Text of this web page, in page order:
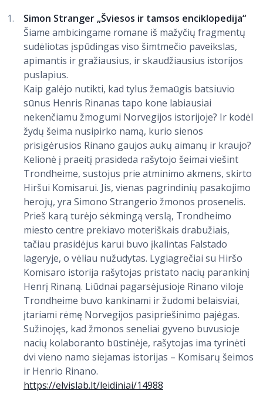
Simon Stranger „Šviesos ir tamsos enciklopedija“
Šiame ambicingame romane iš mažyčių fragmentų
sudėliotas įspūdingas viso šimtmečio paveikslas,
apimantis ir gražiausius, ir skaudžiausius istorijos
puslapius.
Kaip galėjo nutikti, kad tylus žemaūgis batsiuvio
sūnus Henris Rinanas tapo kone labiausiai
nekenčiamu žmogumi Norvegijos istorijoje? Ir kodėl
žydų šeima nusipirko namą, kurio sienos
prisigėrusios Rinano gaujos aukų aimanų ir kraujo?
Kelionė į praeitį prasideda rašytojo šeimai viešint
Trondheime, sustojus prie atminimo akmens, skirto
Hiršui Komisarui. Jis, vienas pagrindinių pasakojimo
herojų, yra Simono Strangerio žmonos prosenelis.
Prieš karą turėjo sėkmingą verslą, Trondheimo
miesto centre prekiavo moteriškais drabužiais,
tačiau prasidėjus karui buvo įkalintas Falstado
lageryje, o vėliau nužudytas. Lygiagrečiai su Hiršo
Komisaro istorija rašytojas pristato nacių parankinį
Henrį Rinaną. Liūdnai pagarsėjusioje Rinano viloje
Trondheime buvo kankinami ir žudomi belaisviai,
įtariami rėmę Norvegijos pasipriešinimo pajėgas.
Sužinojęs, kad žmonos seneliai gyveno buvusioje
nacių kolaboranto būstinėje, rašytojas ima tyrinėti
dvi vieno namo siejamas istorijas – Komisarų šeimos
ir Henrio Rinano.
https://elvislab.lt/leidiniai/14988